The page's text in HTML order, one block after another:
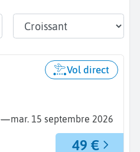
—mar. 15 septembre 2026
Vol direct
49 €